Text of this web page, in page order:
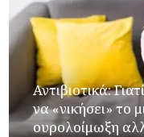
Αντιβιοτικά:
να «νικήσει» το
ουρολοίμωξη